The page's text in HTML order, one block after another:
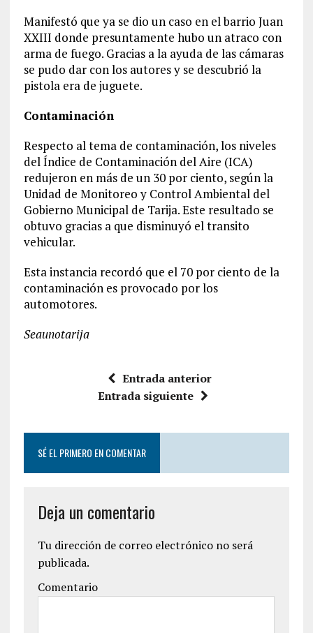
Manifestó que ya se dio un caso en el barrio Juan
XXIII donde presuntamente hubo un atraco con
arma de fuego. Gracias a la ayuda de las cámaras
se pudo dar con los autores y se descubrió la
pistola era de juguete.
Contaminación
Respecto al tema de contaminación, los niveles
del Índice de Contaminación del Aire (ICA)
redujeron en más de un 30 por ciento, según la
Unidad de Monitoreo y Control Ambiental del
Gobierno Municipal de Tarija. Este resultado se
obtuvo gracias a que disminuyó el transito
vehicular.
Esta instancia recordó que el 70 por ciento de la
contaminación es provocado por los
automotores.
Seaunotarija
Entrada anterior
Entrada siguiente
SÉ EL PRIMERO EN COMENTAR
Deja un comentario
Tu dirección de correo electrónico no será
publicada.
Comentario